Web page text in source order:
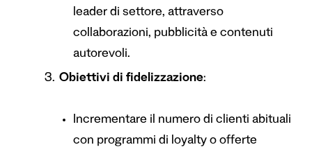
leader di settore, attraverso
collaborazioni, pubblicità e contenuti
autorevoli.
Obiettivi di fidelizzazione:
Incrementare il numero di clienti abituali
con programmi di loyalty o offerte